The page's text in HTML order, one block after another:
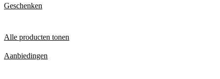
Geschenken
Alle producten tonen
Aanbiedingen